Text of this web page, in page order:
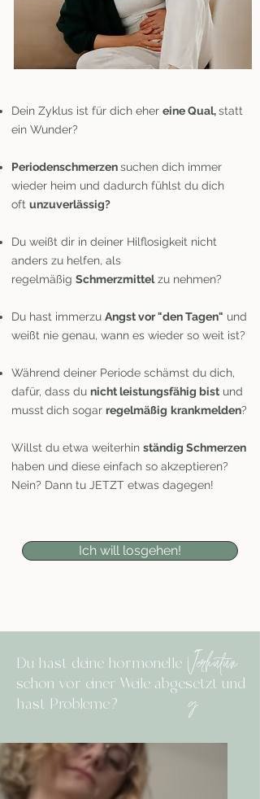
Dein Zyklus ist für dich eher eine Qual,statt
ein Wunder?
Periodenschmerzensuchen dich immer
wieder heim und dadurch fühlst du dich
oft unzuverlässig?
Du weißt dir in deiner Hilflosigkeit nicht
anders zu helfen, als
regelmäßig Schmerzmittelzu nehmen?
Du hast immerzu Angst vor "den Tagen" und
weißt nie genau, wann es wieder so weit ist?
Während deiner Periode schämst du dich,
dafür, dass du nicht leistungsfähig bist und
musst dich sogar regelmäßig krankmelden?
Willst du etwa weiterhin ständig Schmerzen
haben und diese einfach so akzeptieren?
Nein? Dann tu JETZT etwas dagegen!
Ich will losgehen!
Verhütun
g
Du hast deine hormonelle
schon vor einer Weile abgesetzt und
hast Probleme?